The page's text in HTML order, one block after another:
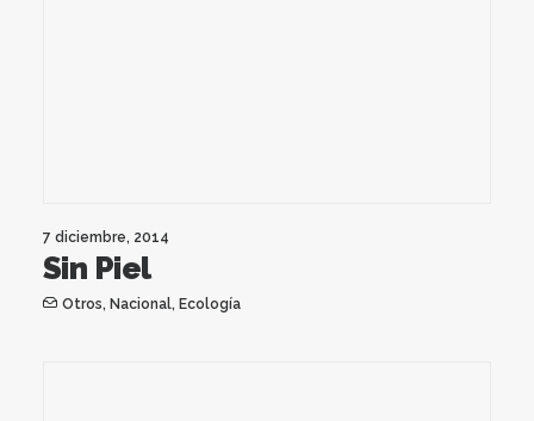
7 diciembre, 2014
Sin Piel
Otros, Nacional, Ecología